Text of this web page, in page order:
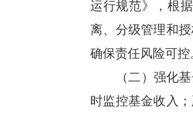
运行规范》，根据
离、分级管理和
确保责任风险可控
（二）强化
时监控基金收入